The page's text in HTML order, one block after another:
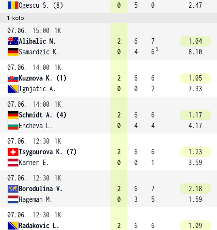
Ogescu S. (8)
0
5
0
2.47
1. kolo
07.06. 15:00
1K
Alibalic N.
Samardzic K.
2
0
6
4
7
6 3
1.04
8.10
07.06.
14:00
1K
Kuzmova K. (1)
Ignjatic A.
2
0
6
0
6
2
1.05
7.33
07.06.
14:00
1K
Schmidt A. (4)
Encheva L.
2
0
6
4
6
4
1.17
4.17
07.06.
12:30
1K
Tsygourova K. (7)
Karner E.
2
0
6
0
6
1
1.23
3.59
07.06.
12:30
1K
Borodulina V.
Hageman M.
2
0
6
3
7
5
2.18
1.59
07.06.
12:30
1K
Radakovic L.
2
6
6
1.09